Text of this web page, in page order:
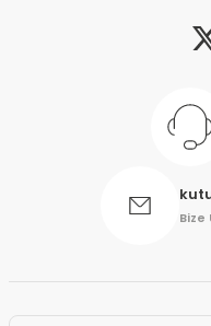
Bize